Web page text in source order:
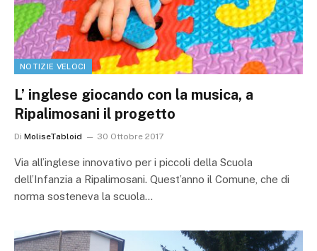
NOTIZIE VELOCI
L’ inglese giocando con la musica, a
Ripalimosani il progetto
Di MoliseTabloid 30 Ottobre 2017
Via all’inglese innovativo per i piccoli della Scuola
dell’Infanzia a Ripalimosani. Quest’anno il Comune, che di
norma sosteneva la scuola…